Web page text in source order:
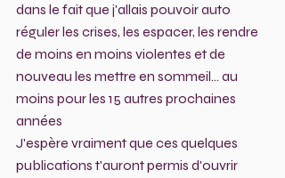
dans le fait que j'allais pouvoir auto
réguler les crises, les espacer, les rendre
de moins en moins violentes et de
nouveau les mettre en sommeil... au
moins pour les 15 autres prochaines
années
J'espère vraiment que ces quelques
publications t'auront permis d'ouvrir